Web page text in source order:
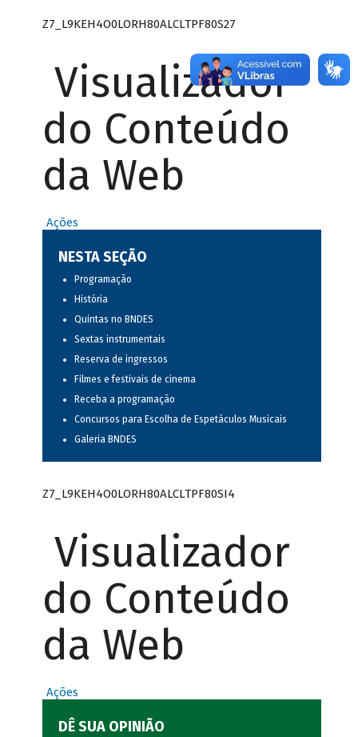
Z7_L9KEH4O0LORH80ALCLTPF80S27
Visualizador
do Conteúdo
da Web
Ações
NESTA SEÇÃO
Programação
História
Quintas no BNDES
Sextas instrumentais
Reserva de ingressos
Filmes e festivais de cinema
Receba a programação
Concursos para Escolha de Espetáculos Musicais
Galeria BNDES
Z7_L9KEH4O0LORH80ALCLTPF80SI4
Visualizador
do Conteúdo
da Web
Ações
DÊ SUA OPINIÃO